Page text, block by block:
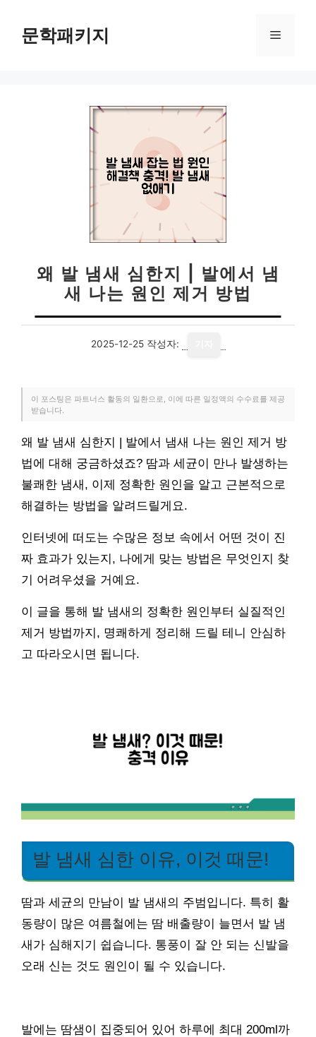
문학패키지 메
왜 발 냄새 심한지 | 발에서 냄
새 나는 원인 제거 방법
2025-12-25 작성자:
이 포스팅은 파트너스 활동의 일환으로, 이에 따른 일정액의 수수료를 제공
받습니다.
왜 발 냄새 심한지 | 발에서 냄새 나는 원인 제거 방
법에 대해 궁금하셨죠? 땀과 세균이 만나 발생하는
불쾌한 냄새, 이제 정확한 원인을 알고 근본적으로
해결하는 방법을 알려드릴게요.
인터넷에 떠도는 수많은 정보 속에서 어떤 것이 진
짜 효과가 있는지, 나에게 맞는 방법은 무엇인지 찾
기 어려우셨을 거예요.
이 글을 통해 발 냄새의 정확한 원인부터 실질적인
제거 방법까지, 명쾌하게 정리해 드릴 테니 안심하
고 따라오시면 됩니다.
발 냄새 심한 이유, 이것 때문!
땀과 세균의 만남이 발 냄새의 주범입니다. 특히 활
동량이 많은 여름철에는 땀 배출량이 늘면서 발 냄
새가 심해지기 쉽습니다. 통풍이 잘 안 되는 신발을
오래 신는 것도 원인이 될 수 있습니다.
발에는 땀샘이 집중되어 있어 하루에 최대 200ml까